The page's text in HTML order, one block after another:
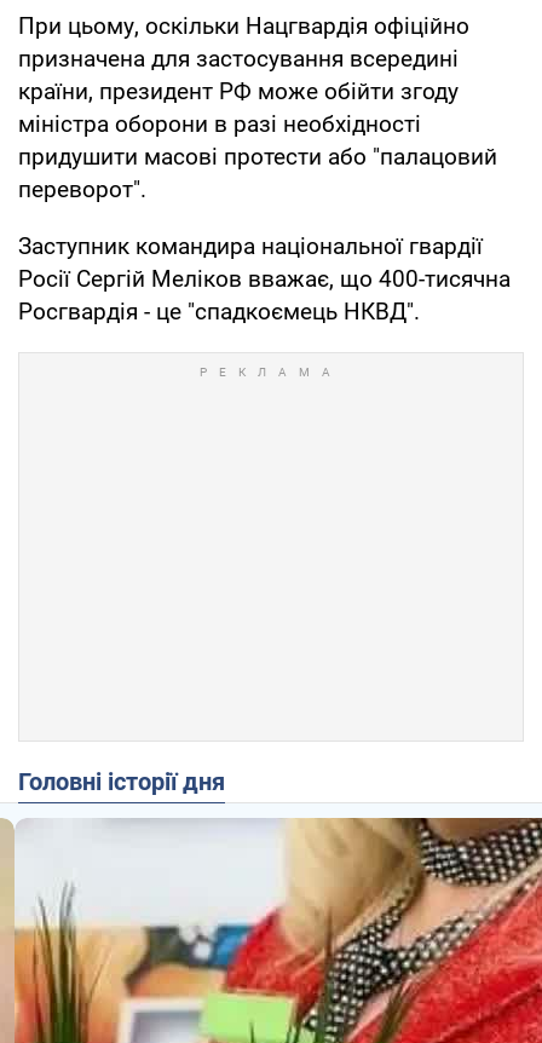
При цьому, оскільки Нацгвардія офіційно
призначена для застосування всередині
країни, президент РФ може обійти згоду
міністра оборони в разі необхідності
придушити масові протести або "палацовий
переворот".
Заступник командира національної гвардії
Росії Сергій Меліков вважає, що 400-тисячна
Росгвардія - це "спадкоємець НКВД".
Головні історії дня